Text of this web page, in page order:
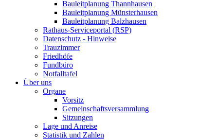
Bauleitplanung Thannhausen
Bauleitplanung Münsterhausen
Bauleitplanung Balzhausen
Rathaus-Serviceportal (RSP)
Datenschutz - Hinweise
Trauzimmer
Friedhöfe
Fundbüro
Notfalltafel
Über uns
Organe
Vorsitz
Gemeinschaftsversammlung
Sitzungen
Lage und Anreise
Statistik und Zahlen